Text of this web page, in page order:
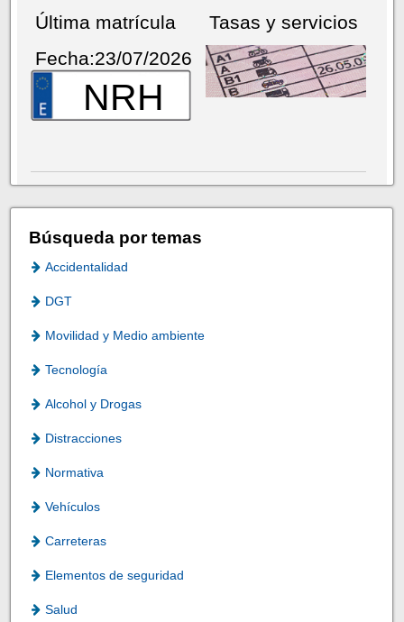
Última matrícula
Fecha:23/07/2026
NRH
Tasas y servicios
Búsqueda por temas
Accidentalidad
DGT
Movilidad y Medio ambiente
Tecnología
Alcohol y Drogas
Distracciones
Normativa
Vehículos
Carreteras
Elementos de seguridad
Salud